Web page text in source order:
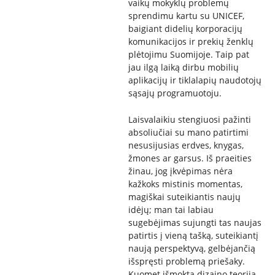
vaikų mokyklų problemų
sprendimu kartu su UNICEF,
baigiant didelių korporacijų
komunikacijos ir prekių ženklų
plėtojimu Suomijoje. Taip pat
jau ilgą laiką dirbu mobilių
aplikacijų ir tiklalapių naudotojų
sąsajų programuotoju.
Laisvalaikiu stengiuosi pažinti
absoliučiai su mano patirtimi
nesusijusias erdves, knygas,
žmones ar garsus. Iš praeities
žinau, jog įkvėpimas nėra
kažkoks mistinis momentas,
magiškai suteikiantis naujų
idėjų; man tai labiau
sugebėjimas sujungti tas naujas
patirtis į vieną tašką, suteikiantį
naują perspektyvą, gelbėjančią
išspręsti problemą priešaky.